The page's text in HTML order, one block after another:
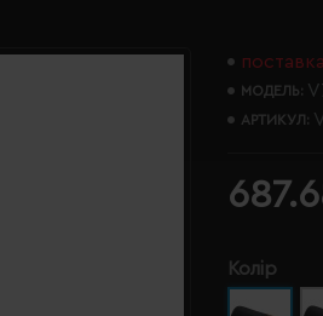
МОДЕЛЬ:
АРТИКУЛ:
Колір